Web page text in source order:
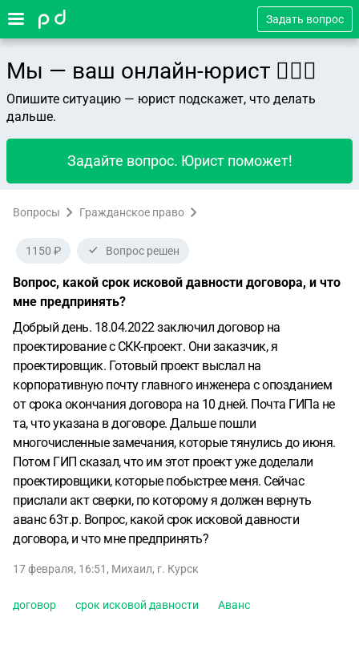
Задать вопрос
Мы — ваш онлайн-юрист 👨🏻‍⚖️
Опишите ситуацию — юрист подскажет, что делать
дальше.
Задайте вопрос. Юрист поможет!
Вопросы Гражданское право
1150 ₽ Вопрос решен
Вопрос, какой срок исковой давности договора, и что
мне предпринять?
Добрый день. 18.04.2022 заключил договор на
проектирование с СКК-проект. Они заказчик, я
проектировщик. Готовый проект выслал на
корпоративную почту главного инженера с опозданием
от срока окончания договора на 10 дней. Почта ГИПа не
та, что указана в договоре. Дальше пошли
многочисленные замечания, которые тянулись до июня.
Потом ГИП сказал, что им этот проект уже доделали
проектировщики, которые побыстрее меня. Сейчас
прислали акт сверки, по которому я должен вернуть
аванс 63т.р. Вопрос, какой срок исковой давности
договора, и что мне предпринять?
17 февраля, 16:51 , Михаил, г. Курск
договор срок исковой давности Аванс